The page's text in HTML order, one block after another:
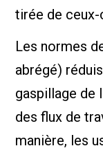
tirée de ceux-
Les normes
abrégé)
gaspillage de
des flux de
manière, les